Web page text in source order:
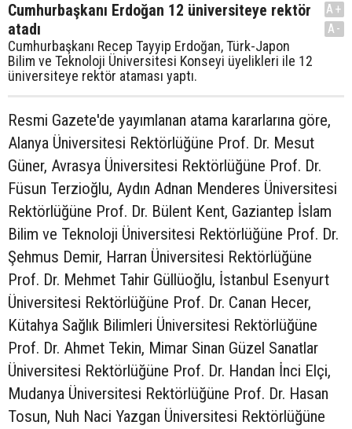
Cumhurbaşkanı Erdoğan 12 üniversiteye rektör
atadı
Cumhurbaşkanı Recep Tayyip Erdoğan, Türk-Japon
Bilim ve Teknoloji Üniversitesi Konseyi üyelikleri ile 12
üniversiteye rektör ataması yaptı.
A+
A-
Resmi Gazete'de yayımlanan atama kararlarına göre,
Alanya Üniversitesi Rektörlüğüne Prof. Dr. Mesut
Güner, Avrasya Üniversitesi Rektörlüğüne Prof. Dr.
Füsun Terzioğlu, Aydın Adnan Menderes Üniversitesi
Rektörlüğüne Prof. Dr. Bülent Kent, Gaziantep İslam
Bilim ve Teknoloji Üniversitesi Rektörlüğüne Prof. Dr.
Şehmus Demir, Harran Üniversitesi Rektörlüğüne
Prof. Dr. Mehmet Tahir Güllüoğlu, İstanbul Esenyurt
Üniversitesi Rektörlüğüne Prof. Dr. Canan Hecer,
Kütahya Sağlık Bilimleri Üniversitesi Rektörlüğüne
Prof. Dr. Ahmet Tekin, Mimar Sinan Güzel Sanatlar
Üniversitesi Rektörlüğüne Prof. Dr. Handan İnci Elçi,
Mudanya Üniversitesi Rektörlüğüne Prof. Dr. Hasan
Tosun, Nuh Naci Yazgan Üniversitesi Rektörlüğüne